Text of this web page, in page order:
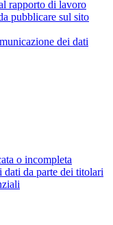
rapporto di lavoro
pubblicare sul sito
dei dati
o incompleta
dati da parte dei titolari